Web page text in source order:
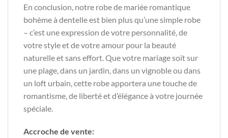
En conclusion, notre robe de mariée romantique
bohème à dentelle est bien plus qu’une simple robe
– c’est une expression de votre personnalité, de
votre style et de votre amour pour la beauté
naturelle et sans effort. Que votre mariage soit sur
une plage, dans un jardin, dans un vignoble ou dans
un loft urbain, cette robe apportera une touche de
romantisme, de liberté et d’élégance à votre journée
spéciale.
Accroche de vente: